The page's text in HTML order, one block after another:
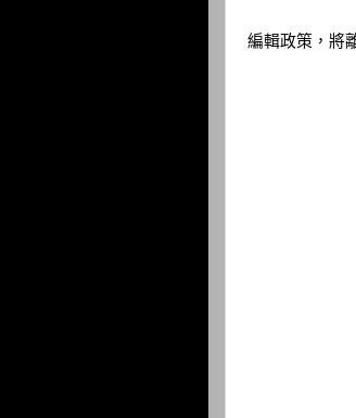
編輯政策，將